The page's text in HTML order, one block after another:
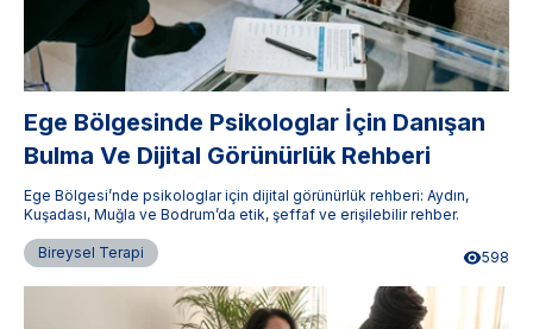
Ege Bölgesinde Psikologlar İçin Danışan
Bulma Ve Dijital Görünürlük Rehberi
Ege Bölgesi’nde psikologlar için dijital görünürlük rehberi: Aydın,
Kuşadası, Muğla ve Bodrum’da etik, şeffaf ve erişilebilir rehber.
Bireysel Terapi 598